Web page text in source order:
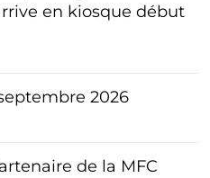
en kiosque début
2026
de la MFC